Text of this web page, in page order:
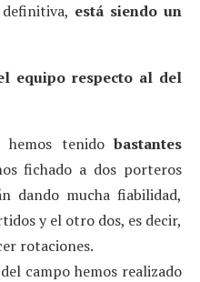
está siendo un
equipo respecto al del
tenido bastantes
fichado a dos porteros
dando mucha fiabilidad,
y el otro dos, es decir,
rotaciones.
campo hemos realizado